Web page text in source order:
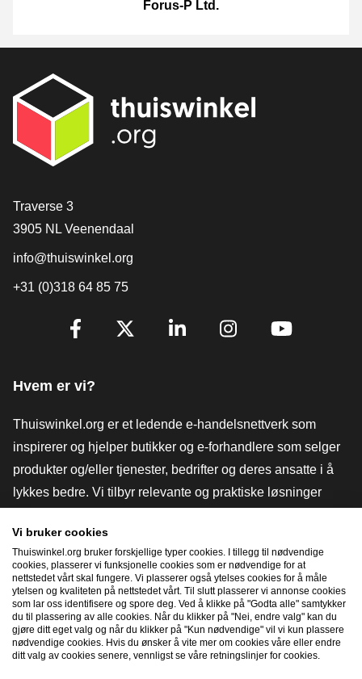
Forus-P Ltd.
[_General:Contact]
Traverse 3
3905 NL Veenendaal
info@thuiswinkel.org
+31 (0)318 64 85 75
[_General:SocialMediaTitle]
Hvem er vi?
Thuiswinkel.org er et ledende e-handelsnettverk som
inspirerer og hjelper butikker og e-forhandlere som selger
produkter og/eller tjenester, bedrifter og deres ansatte i å
lykkes bedre. Vi tilbyr relevante og praktiske løsninger
verktøy og råd, advokatvirksomhet, markedsundersøkelser,
og har vår egen utdanningsplattform, Thuiswinkel e-
Academy.
Naviger raskt
Vi bruker cookies
Thuiswinkel.org bruker forskjellige typer cookies. I tillegg til nødvendige
cookies, plasserer vi funksjonelle cookies som er nødvendige for at
nettstedet vårt skal fungere. Vi plasserer også ytelses cookies for å måle
ytelsen og kvaliteten på nettstedet vårt. Til slutt plasserer vi annonse cookies
som lar oss identifisere og spore deg. Ved å klikke på "Godta alle" samtykker
du til plassering av alle cookies. Når du klikker på "Nei, endre valg" kan du
gjøre ditt eget valg og når du klikker på "Kun nødvendige" vil vi kun plassere
nødvendige cookies. Hvis du ønsker å vite mer om cookies våre eller endre
ditt valg av cookies senere, vennligst se våre retningslinjer for cookies.